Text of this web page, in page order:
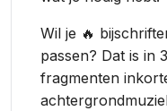
Wil je 🔥
passen? Dat is in
fragmenten